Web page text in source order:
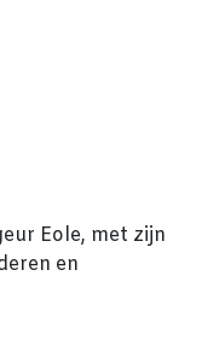
Eole, met zijn
en